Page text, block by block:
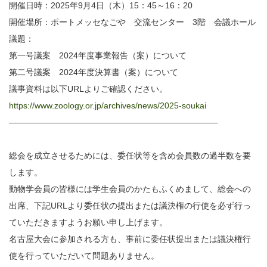
開催日時：2025年9月4日（木）15：45～16：20
開催場所：ポートメッセなごや 交流センター 3階 会議ホール
議題：
第一号議案 2024年度事業報告（案）について
第二号議案 2024年度決算書（案）について
議事資料は以下URLよりご確認ください。
https://www.zoology.or.jp/archives/news/2025-soukai
—————————————————————————
総会を成立させるためには、委任状等を含め会員数の過半数を要
します。
動物学会員の皆様には学生会員のかたもふくめまして、総会への
出席、下記URLより委任状の提出または議決権の行使を必ず行っ
ていただきますようお願い申し上げます。
名古屋大会に参加される方も、事前に委任状提出または議決権行
使を行っていただいて問題ありません。